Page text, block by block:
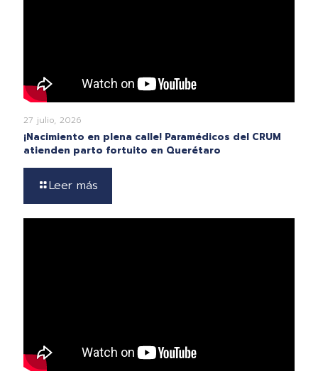
27 julio, 2026
¡Nacimiento en plena calle! Paramédicos del CRUM
atienden parto fortuito en Querétaro
Leer más